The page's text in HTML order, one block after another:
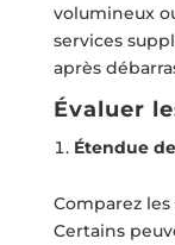
volumineux
services
après
Évaluer
Étendue
Comparez
Certains